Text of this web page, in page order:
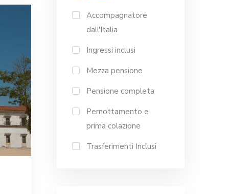
Accompagnatore
dall'Italia
Ingressi inclusi
Mezza pensione
Pensione completa
Pernottamento e
prima colazione
Trasferimenti Inclusi